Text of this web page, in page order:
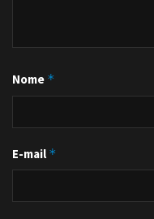
Nome *
E-mail *